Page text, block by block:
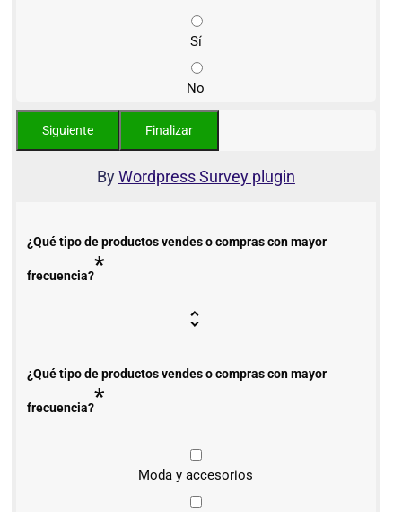
Sí
No
ByWordpress Survey plugin
¿Qué tipo de productos vendes o compras con mayor
frecuencia?*
¿Qué tipo de productos vendes o compras con mayor
frecuencia?*
Moda y accesorios